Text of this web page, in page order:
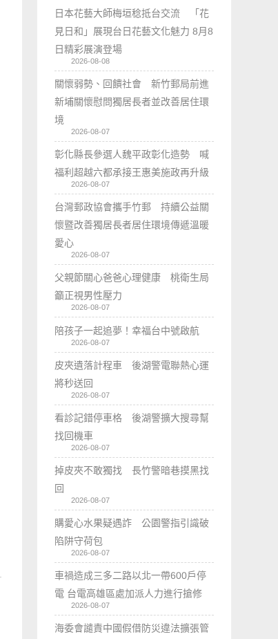
日本花藝大師梅垣稔抵台交流 「花
見日和」展現台日花藝文化魅力 8月8
日精彩展演登場
2026-08-08
關懷弱勢、回饋社會 新竹郵局前進
新埔關懷慰問獨居長者並改善居住環
境
2026-08-07
彰化縣長參選人魏平政彰化造勢 喊
福利超越六都承接王惠美施政再升級
2026-08-07
台灣郵政協會攜手竹郵 持續公益關
懷暨改善獨居長者居住環境傳遞溫暖
愛心
2026-08-07
父親節關心爸爸心理健康 桃衛生局
籲正視男性壓力
2026-08-07
陪孩子一起追夢！幸福台中號啟航
2026-08-07
皮夾遺落計程車 後湖警電聯熱心運
將秒送回
2026-08-07
看診記錯停車格 後湖警擴大搜尋幫
找回機車
2026-08-07
掉皮夾不敢獨找 長竹警暗巷摸黑找
回
2026-08-07
購愛心水果疑遇詐 公園警指引識破
陷阱守荷包
2026-08-07
車禍造成三多二路以北一帶600戶停
電 台電高雄區處加派人力進行搶修
2026-08-07
海委會譴責中國假借防災違法擴張管